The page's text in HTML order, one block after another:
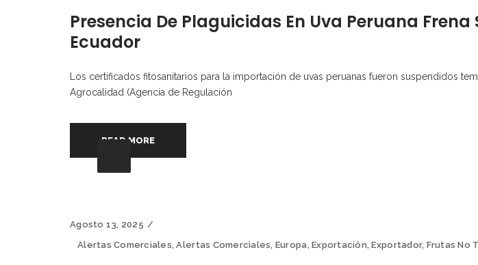
Presencia De Plaguicidas En Uva Peruana Frena
Ecuador
Los certificados fitosanitarios para la importación de uvas peruanas fueron suspendidos
Agrocalidad (Agencia de Regulación
READ MORE
Agosto 13, 2025
Alertas Comerciales,Alertas Comerciales, Europa,Exportación,Exportador, Frutas No